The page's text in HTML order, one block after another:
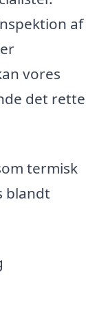
af
vores
det rette
termisk
blandt